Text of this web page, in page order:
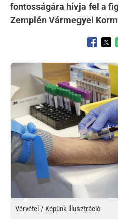
fontosságára hívja fel a
Zemplén Vármegyei
Opens
Kép
Vérvétel / Képünk illusztráció